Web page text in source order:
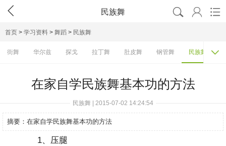
 民族舞   
首页 > 学习资料 > 舞蹈 > 民族舞
街舞 华尔兹 探戈 拉丁舞 肚皮舞 钢管舞 民族舞 
在家自学民族舞基本功的方法
民族舞 | 2015-07-02 14:24:54
摘要： 在家自学民族舞基本功的方法
1、压腿